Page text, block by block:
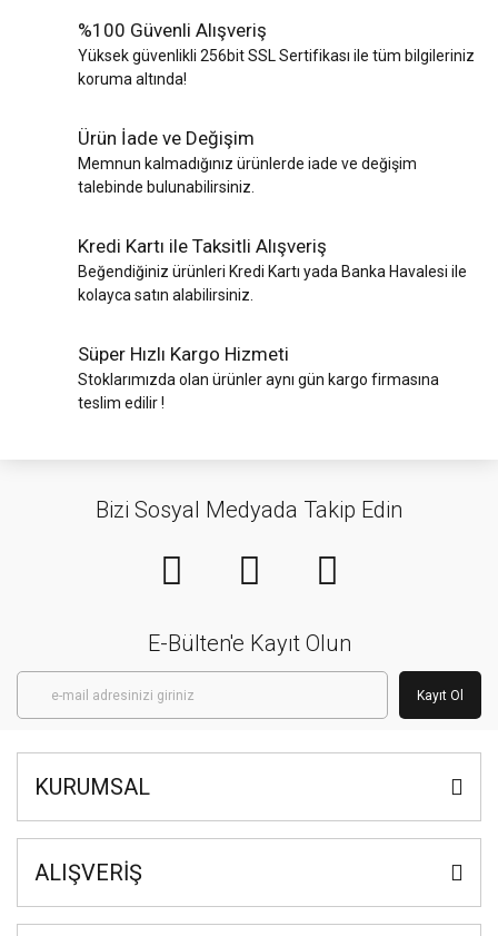
%100 Güvenli Alışveriş
Yüksek güvenlikli 256bit SSL Sertifikası ile tüm bilgileriniz
koruma altında!
Ürün İade ve Değişim
Memnun kalmadığınız ürünlerde iade ve değişim
talebinde bulunabilirsiniz.
Kredi Kartı ile Taksitli Alışveriş
Beğendiğiniz ürünleri Kredi Kartı yada Banka Havalesi ile
kolayca satın alabilirsiniz.
Süper Hızlı Kargo Hizmeti
Stoklarımızda olan ürünler aynı gün kargo firmasına
teslim edilir !
Bizi Sosyal Medyada Takip Edin
E-Bülten'e Kayıt Olun
Kayıt Ol
KURUMSAL
ALIŞVERİŞ